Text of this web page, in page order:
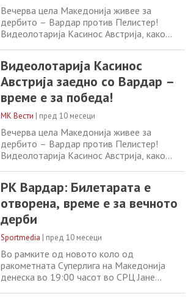
Вечерва цела Македонија живее за
дербито – Вардар против Пелистер!
Видеолотарија Касинос Австрија, како
Видеолотарија Касинос Австрија со
гордост го поддржува македонскиот
ракометен шампион РК Вардар, кој
вечерва во рамки на 5. коло од Супер
Машка Лига во ракомет, го игра големото
дерби
Видеолотарија Касинос
Австрија заедно со Вардар –
време е за победа!
МК Вести | пред 10 месеци
Вечерва цела Македонија живее за
дербито – Вардар против Пелистер!
Видеолотарија Касинос Австрија, како
Видеолотарија Касинос Австрија со
гордост го поддржува македонскиот
ракометен шампион РК Вардар, кој
вечерва во рамки на 5. коло од Супер
Машка Лига во ракомет, го игра големото
РК Вардар: Билетарата е
отворена, време е за вечното
дерби
Sportmedia | пред 10 месеци
Во рамките од новото коло од
ракометната Суперлига на Македонија
денеска во 19:00 часот во СРЦ Јане